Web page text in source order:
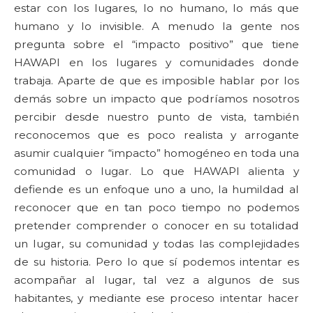
estar con los lugares, lo no humano, lo más que
humano y lo invisible. A menudo la gente nos
pregunta sobre el “impacto positivo” que tiene
HAWAPI en los lugares y comunidades donde
trabaja. Aparte de que es imposible hablar por los
demás sobre un impacto que podríamos nosotros
percibir desde nuestro punto de vista, también
reconocemos que es poco realista y arrogante
asumir cualquier “impacto” homogéneo en toda una
comunidad o lugar. Lo que HAWAPI alienta y
defiende es un enfoque uno a uno, la humildad al
reconocer que en tan poco tiempo no podemos
pretender comprender o conocer en su totalidad
un lugar, su comunidad y todas las complejidades
de su historia. Pero lo que sí podemos intentar es
acompañar al lugar, tal vez a algunos de sus
habitantes, y mediante ese proceso intentar hacer